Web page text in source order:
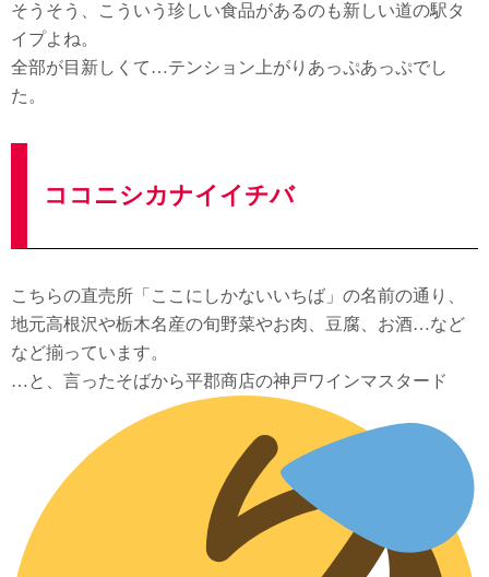
そうそう、こういう珍しい食品があるのも新しい道の駅タ
イプよね。
全部が目新しくて…テンション上がりあっぷあっぷでし
た。
ココニシカナイイチバ
こちらの直売所「ここにしかないいちば」の名前の通り、
地元高根沢や栃木名産の旬野菜やお肉、豆腐、お酒…など
など揃っています。
…と、言ったそばから平郡商店の神戸ワインマスタード